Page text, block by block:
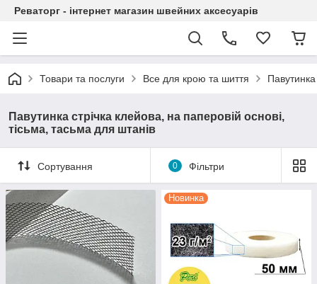
Реваторг - інтернет магазин швейних аксесуарів
Товари та послуги Все для крою та шиття
Павутинка стрічка клейова, на паперовій основі,
тісьма, тасьма для штанів
Сортування 0 Фільтри
Новинка